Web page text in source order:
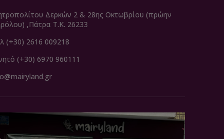
Δερκών 2 & 28ης Οκτωβρίου (πρώην
,Πάτρα Τ.Κ. 26233
(+30) 2616 009218
(+30) 6970 960111